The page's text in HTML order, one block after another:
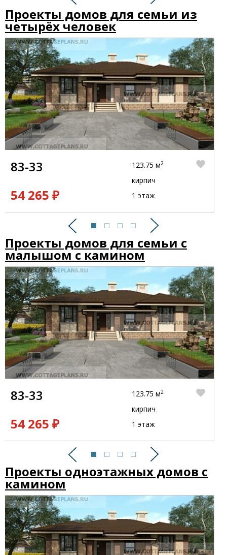
Предыдущий
Проекты домов для семьи из
четырёх человек
Предыдущий Следующий
83-33
54 265 ₽
123.75 м2
кирпич
1 этаж
Проекты домов для семьи с
малышом с камином
Предыдущий Следующий
83-33
54 265 ₽
123.75 м2
кирпич
1 этаж
Проекты одноэтажных домов с
камином